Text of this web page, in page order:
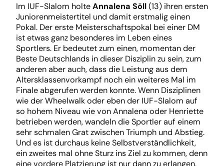
Im IUF-Slalom holteAnnalena Söll(13) ihren ersten
Juniorenmeistertitel und damit erstmalig einen
Pokal. Der erste Meisterschaftspokal bei einer DM
ist etwas ganz besonderes im Leben eines
Sportlers. Er bedeutet zum einen, momentan der
Beste Deutschlands in dieser Disziplin zu sein, zum
anderen aber auch, dass die Leistung aus dem
Altersklassenvorkampf noch ein weiteres Mal im
Finale abgerufen werden konnte. Wenn Disziplinen
wie der Wheelwalk oder eben der IUF-Slalom auf
so hohem Niveau wie von Annalena oder Henriette
betrieben werden, wandeln die Sportler auf einem
sehr schmalen Grat zwischen Triumph und Abstieg.
Und es ist durchaus keine Selbstverständlichkeit,
ein zweites mal ohne Sturz ins Ziel zu kommen, denn
eine vordere Platzierung ist nur dann zu erlangen,